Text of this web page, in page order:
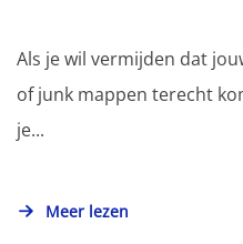
Als je wil vermijden dat
of junk mappen terecht
je...
Meer lezen